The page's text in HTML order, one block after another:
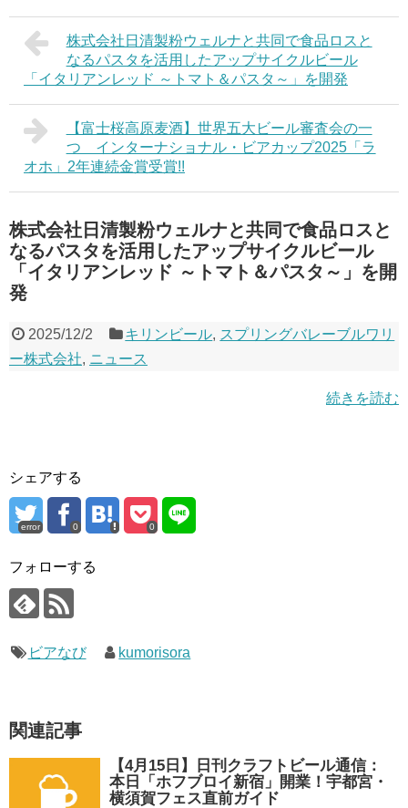
株式会社日清製粉ウェルナと共同で食品ロスと
なるパスタを活用したアップサイクルビール
「イタリアンレッド ～トマト＆パスタ～」を開発
【富士桜高原麦酒】世界五大ビール審査会の一
つ インターナショナル・ビアカップ2025「ラ
オホ」2年連続金賞受賞!!
株式会社日清製粉ウェルナと共同で食品ロスと
なるパスタを活用したアップサイクルビール
「イタリアンレッド ～トマト＆パスタ～」を開
発
2025/12/2 キリンビール, スプリングバレーブルワリ
ー株式会社, ニュース
続きを読む
シェアする
error 0 0
フォローする
ビアなび kumorisora
関連記事
【4月15日】日刊クラフトビール通信：
本日「ホフブロイ新宿」開業！宇都宮・
横須賀フェス直前ガイド